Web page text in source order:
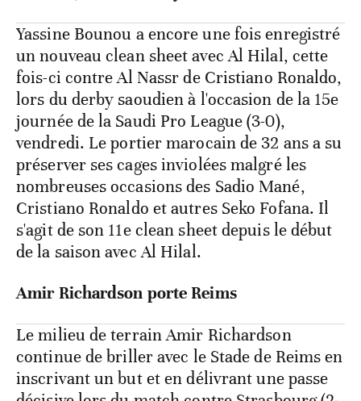
Yassine Bounou a encore une fois enregistré
un nouveau clean sheet avec Al Hilal, cette
fois-ci contre Al Nassr de Cristiano Ronaldo,
lors du derby saoudien à l'occasion de la 15e
journée de la Saudi Pro League (3-0),
vendredi. Le portier marocain de 32 ans a su
préserver ses cages inviolées malgré les
nombreuses occasions des Sadio Mané,
Cristiano Ronaldo et autres Seko Fofana. Il
s'agit de son 11e clean sheet depuis le début
de la saison avec Al Hilal.
Amir Richardson porte Reims
Le milieu de terrain Amir Richardson
continue de briller avec le Stade de Reims en
inscrivant un but et en délivrant une passe